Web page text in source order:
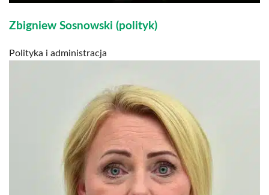
Zbigniew Sosnowski (polityk)
Polityka i administracja